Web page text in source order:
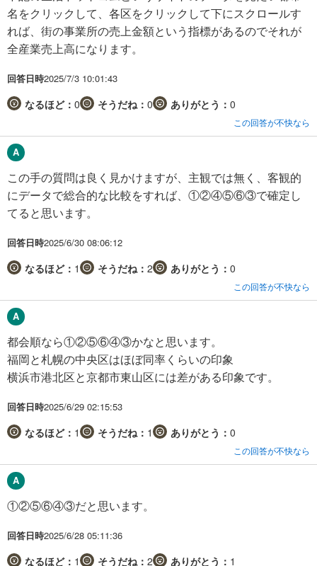
名をクリックして、各区をクリックして下にスクロールす
れば、街の事業所の売上金額という指標があるのでそれが
全産業売上高になります。
回答日時2025/7/3 10:01:43
なるほど： 0 そうだね： 0 ありがとう： 0
この回答が不快なら
この手の質問は良く見かけますが、主観では無く、客観的
にデータで総合的な比較をすれば、①②④⑤⑥③で確定し
てると思います。
回答日時2025/6/30 08:06:12
なるほど： 1 そうだね： 2 ありがとう： 0
この回答が不快なら
都会順なら①②⑤⑥④③かなと思います。
福岡と札幌の中央区はほぼ同率くらいの印象
横浜市港北区と京都市東山区には差がある印象です。
回答日時2025/6/29 02:15:53
なるほど： 1 そうだね： 1 ありがとう： 0
この回答が不快なら
①②⑤⑥④③だと思います。
回答日時2025/6/28 05:11:36
なるほど： 1 そうだね： 2 ありがとう： 1